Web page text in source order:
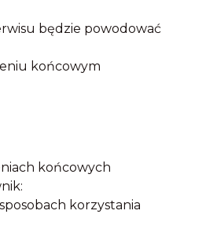
będzie powodować
końcowym
końcowych
korzystania